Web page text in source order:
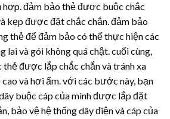
đảm bảo thẻ được buộc chắc
kẹp được đặt chắc chắn. đảm bảo
thẻ để đảm bảo có thể thực hiện các
lai và gói không quá chật. cuối cùng,
thẻ được lắp chắc chắn và tránh xa
cao và hơi ẩm. với các bước này, bạn
buộc cáp của mình được lắp đặt
bảo vệ hệ thống dây điện và cáp của